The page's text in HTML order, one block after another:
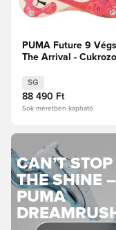
PUMA Future 9
The Arrival -
Fehér/Ultra Red/
Fekete
SG
88 490 Ft
Sok méretben kapható
CAN’T STOP
THE SHINE –
PUMA